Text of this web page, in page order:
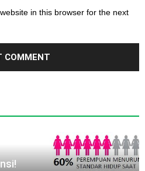
in this browser for the next